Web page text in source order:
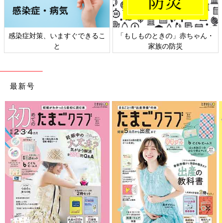
感染症対策、いますぐできるこ
と
「もしものときの」赤ちゃん・
家族の防災
最新号